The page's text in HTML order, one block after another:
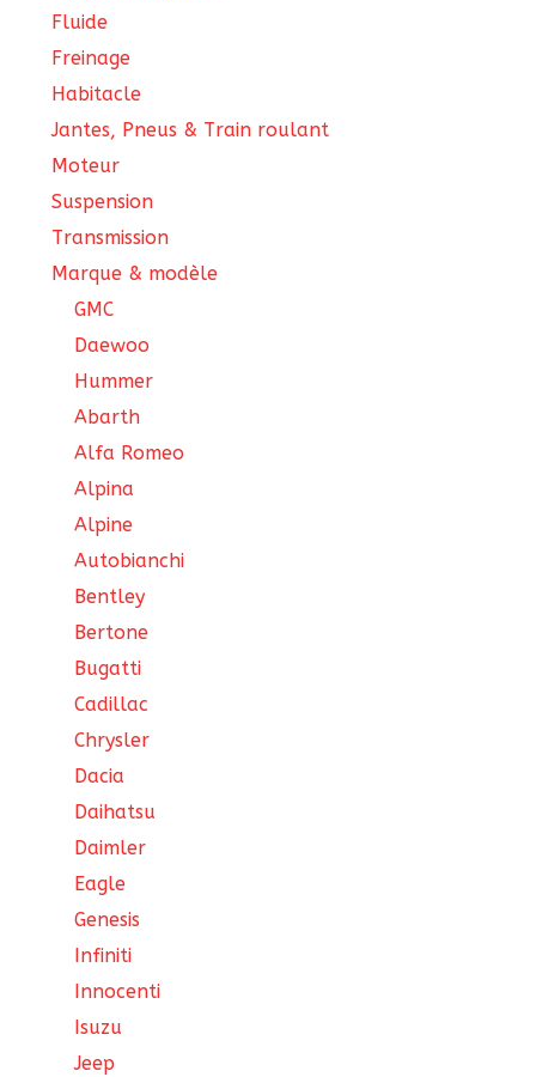
Fluide
Freinage
Habitacle
Jantes, Pneus & Train roulant
Moteur
Suspension
Transmission
Marque & modèle
GMC
Daewoo
Hummer
Abarth
Alfa Romeo
Alpina
Alpine
Autobianchi
Bentley
Bertone
Bugatti
Cadillac
Chrysler
Dacia
Daihatsu
Daimler
Eagle
Genesis
Infiniti
Innocenti
Isuzu
Jeep